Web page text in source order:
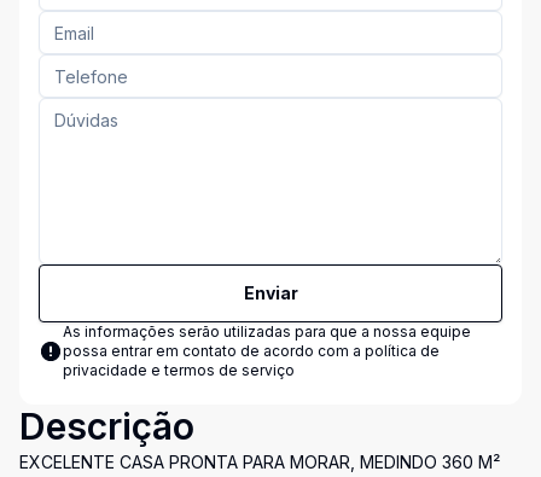
Enviar
As informações serão utilizadas para que a nossa equipe
possa entrar em contato de acordo com a política de
privacidade e termos de serviço
Descrição
EXCELENTE CASA PRONTA PARA MORAR, MEDINDO 360 M²